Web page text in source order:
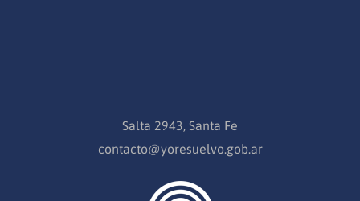
Salta 2943, Santa Fe
contacto@yoresuelvo.gob.ar